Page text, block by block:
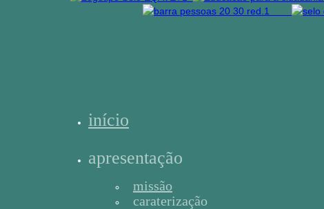
início
apresentação
missão
caraterização